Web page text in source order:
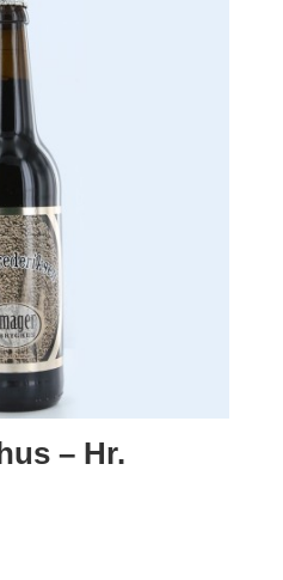
– Hr.